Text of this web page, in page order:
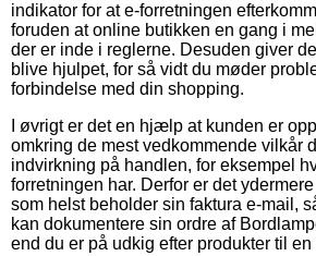
indikator for at e-forretningen
foruden at online butikken en gang i
der er inde i reglerne. Desuden giver
blive hjulpet, for så vidt du møder
forbindelse med din shopping.
I øvrigt er det en hjælp at kunden er
omkring de mest vedkommende vilkår
indvirkning på handlen, for eksempel
forretningen har. Derfor er det
som helst beholder sin faktura e-mail,
kan dokumentere sin ordre af
end du er på udkig efter produkter til